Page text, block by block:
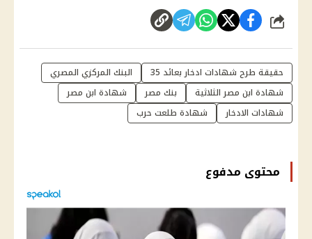
شارك
حقيقة طرح شهادات ادخار بعائد 35
البنك المركزي المصري
شهادة ابن مصر الثلاثية
بنك مصر
شهادة ابن مصر
شهادات الادخار
شهادة طلعت حرب
محتوى مدفوع